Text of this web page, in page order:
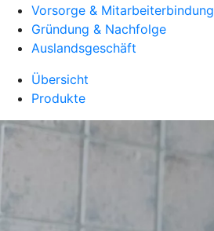
Vorsorge & Mitarbeiterbindung
Gründung & Nachfolge
Auslandsgeschäft
Übersicht
Produkte